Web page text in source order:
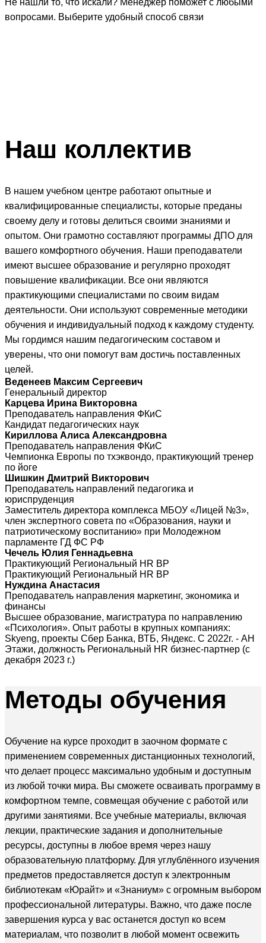
вопросами. Выберите удобный способ связи
Наш коллектив
В нашем учебном центре работают опытные и
квалифицированные специалисты, которые преданы
своему делу и готовы делиться своими знаниями и
опытом. Они грамотно составляют программы ДПО для
вашего комфортного обучения. Наши преподаватели
имеют высшее образование и регулярно проходят
повышение квалификации. Все они являются
практикующими специалистами по своим видам
деятельности. Они используют современные методики
обучения и индивидуальный подход к каждому студенту.
Мы гордимся нашим педагогическим составом и
уверены, что они помогут вам достичь поставленных
целей.
Веденеев Максим Сергеевич
Генеральный директор
Карцева Ирина Викторовна
Преподаватель направления ФКиС
Кандидат педагогических наук
Кириллова Алиса Александровна
Преподаватель направления ФКиС
Чемпионка Европы по тхэквондо, практикующий тренер
по йоге
Шишкин Дмитрий Викторович
Преподаватель направлений педагогика и
юриспруденция
Заместитель директора комплекса МБОУ «Лицей №3»,
член экспертного совета по «Образования, науки и
патриотическому воспитанию» при Молодежном
парламенте ГД ФС РФ
Чечель Юлия Геннадьевна
Практикующий Региональный HR BP
Практикующий Региональный HR BP
Нуждина Анастасия
Преподаватель направления маркетинг, экономика и
финансы
Высшее образование, магистратура по направлению
«Психология». Опыт работы в крупных компаниях:
Skyeng, проекты Сбер Банка, ВТБ, Яндекс. С 2022г. - АН
Этажи, должность Региональный HR бизнес-партнер (с
декабря 2023 г.)
Методы обучения
Обучение на курсе проходит в заочном формате с
применением современных дистанционных технологий,
что делает процесс максимально удобным и доступным
из любой точки мира. Вы сможете осваивать программу в
комфортном темпе, совмещая обучение с работой или
другими занятиями. Все учебные материалы, включая
лекции, практические задания и дополнительные
ресурсы, доступны в любое время через нашу
образовательную платформу. Для углублённого изучения
предметов предоставляется доступ к электронным
библиотекам «Юрайт» и «Знаниум» с огромным выбором
профессиональной литературы. Важно, что даже после
завершения курса у вас останется доступ ко всем
материалам, что позволит в любой момент освежить